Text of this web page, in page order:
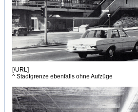
[/URL]
^ Stadtgrenze ebenfalls ohne Aufzüge